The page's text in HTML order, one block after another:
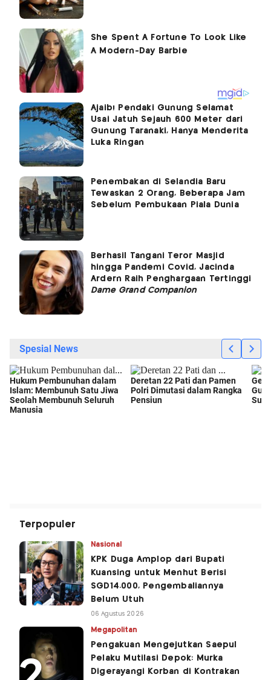
Ajaib! Pendaki Gunung Selamat
Usai Jatuh Sejauh 600 Meter dari
Gunung Taranaki, Hanya Menderita
Luka Ringan
Penembakan di Selandia Baru
Tewaskan 2 Orang, Beberapa Jam
Sebelum Pembukaan Piala Dunia
Berhasil Tangani Teror Masjid
hingga Pandemi Covid, Jacinda
Ardern Raih Penghargaan Tertinggi
Dame Grand Companion
Terpopuler
Nasional
KPK Duga Amplop dari Bupati
Kuansing untuk Menhut Berisi
SGD14.000, Pengembaliannya
Belum Utuh
06 Agustus 2026
Megapolitan
Pengakuan Mengejutkan Saepul
Pelaku Mutilasi Depok: Murka
Digerayangi Korban di Kontrakan